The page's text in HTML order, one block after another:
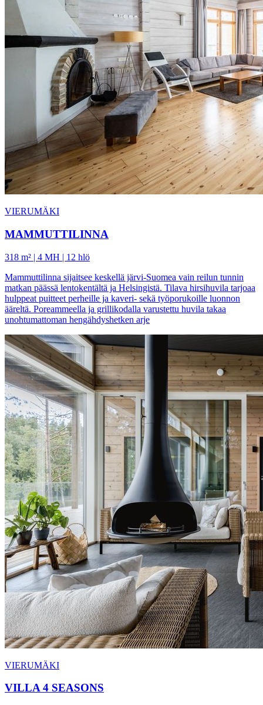
VIERUMÄKI
MAMMUTTILINNA
318 m² | 4 MH | 12 hlö
Mammuttilinna sijaitsee keskellä järvi-Suomea vain reilun tunnin
matkan päässä lentokentältä ja Helsingistä. Tilava hirsihuvila tarjoaa
hulppeat puitteet perheille ja kaveri- sekä työporukoille luonnon
ääreltä. Poreammeella ja grillikodalla varustettu huvila takaa
unohtumattoman hengähdyshetken arje
VIERUMÄKI
VILLA 4 SEASONS